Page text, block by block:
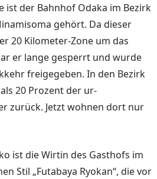
ist der Bahnhof Odaka im Bezirk
gehört. Da dieser
20 Kilome­ter-Zone um das
er lange gesperrt und wurde
freigegeben. In den Bezirk
20 Prozent der ur­
zu­rück. Jetzt wohnen dort nur
ist die Wirtin des Gasthofs im
Stil „Futabaya Ryokan“, die vor